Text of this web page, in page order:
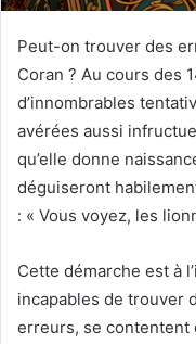
Peut-on trouver des
Coran ? Au cours des
d’innombrables
avérées aussi
qu’elle donne
déguiseront
: « Vous voyez, les
Cette démarche est à
incapables de trouver
erreurs, se contentent